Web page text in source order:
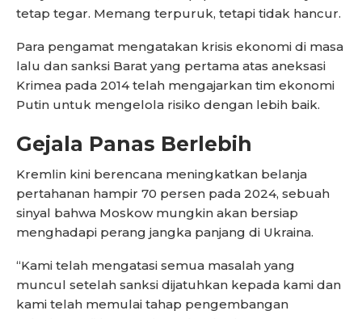
tetap tegar. Memang terpuruk, tetapi tidak hancur.
Para pengamat mengatakan krisis ekonomi di masa
lalu dan sanksi Barat yang pertama atas aneksasi
Krimea pada 2014 telah mengajarkan tim ekonomi
Putin untuk mengelola risiko dengan lebih baik.
Gejala Panas Berlebih
Kremlin kini berencana meningkatkan belanja
pertahanan hampir 70 persen pada 2024, sebuah
sinyal bahwa Moskow mungkin akan bersiap
menghadapi perang jangka panjang di Ukraina.
“Kami telah mengatasi semua masalah yang
muncul setelah sanksi dijatuhkan kepada kami dan
kami telah memulai tahap pengembangan